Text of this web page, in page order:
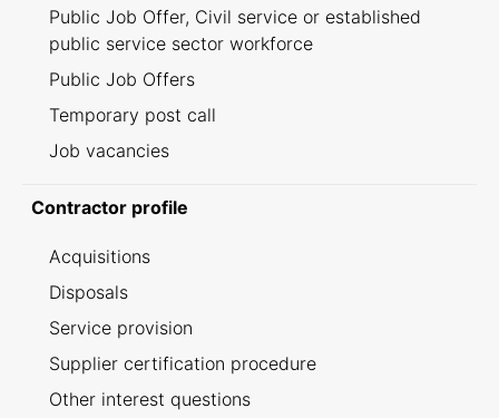
Public Job Offer, Civil service or established
public service sector workforce
Public Job Offers
Temporary post call
Job vacancies
Contractor profile
Acquisitions
Disposals
Service provision
Supplier certification procedure
Other interest questions